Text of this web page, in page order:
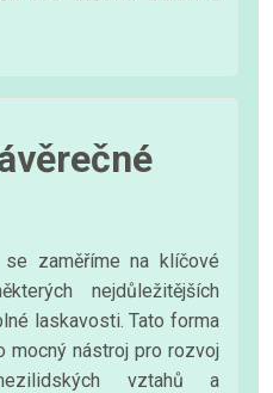
zaměříme na klíčové
nejdůležitějších
laskavosti. Tato forma
mocný nástroj pro rozvoj
vztahů a